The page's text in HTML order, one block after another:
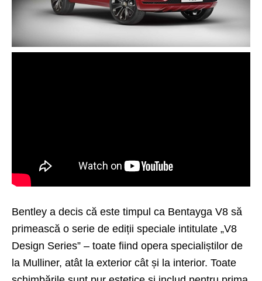
Bentley a decis că este timpul ca Bentayga V8 să
primească o serie de ediții speciale intitulate „V8
Design Series” – toate fiind opera specialiștilor de
la Mulliner, atât la exterior cât și la interior. Toate